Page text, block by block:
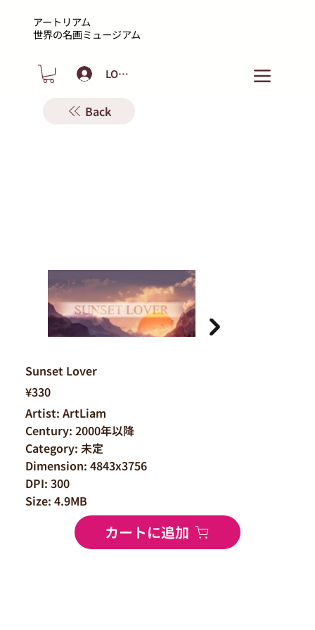
アートリアム
​世界の名画ミュージアム
LOGIN
Back
¥330
Artist: ArtLiam
Century: 2000年以降
Category: 未定
Dimension: 4843x3756
DPI: 300
Size: 4.9MB
カートに追加
Sunset Lover